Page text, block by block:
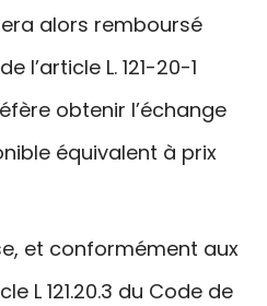
sera alors remboursé
l’article L. 121-20-1
obtenir l’échange
équivalent à prix
et conformément aux
L 121.20.3 du Code de